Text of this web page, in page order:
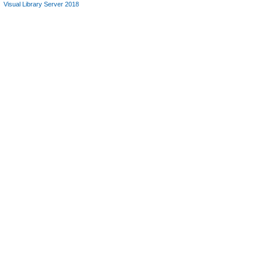
Visual Library Server 2018